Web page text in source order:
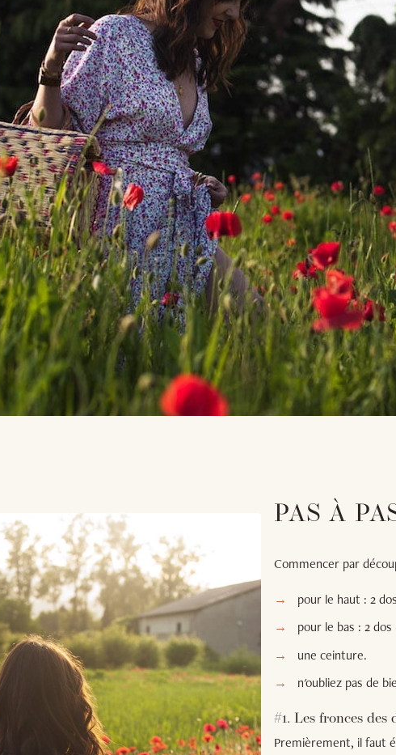
PAS À
Commencer par
pour le haut : 2
pour le bas : 2
une ceinture.
n'oubliez pas de
#1. Les fronces des
Premièrement, il faut